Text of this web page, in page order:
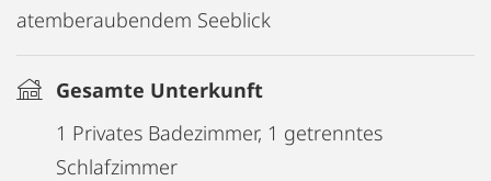
atemberaubendem Seeblick
Gesamte Unterkunft
1 Privates Badezimmer, 1 getrenntes
Schlafzimmer